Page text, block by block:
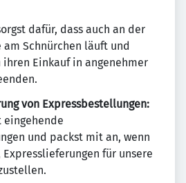
dafür, dass auch an der
am Schnürchen läuft und
ihren Einkauf in angenehmer
von Expressbestellungen:
eingehende
und packst mit an, wenn
Expresslieferungen für unsere